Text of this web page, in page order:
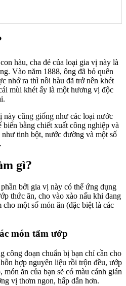
hàu, cha đẻ của loại gia vị này là
Vào năm 1888, ông đã bỏ quên
nhớ ra thì nồi hàu đã trở nên khét
mùi khét ấy là một hương vị độc
này cũng giống như các loại nước
bằng chiết xuất công nghiệp và
như tinh bột, nước đường và một số
gì?
bởi gia vị này có thể ứng dụng
thức ăn, cho vào xào nấu khi đang
một số món ăn (đặc biệt là các
món tẩm ướp
công đoạn chuẩn bị bạn chỉ cần cho
hợp nguyên liệu rồi trộn đều, ướp
ăn của bạn sẽ có màu cánh gián
vị thơm ngon, hấp dẫn hơn.